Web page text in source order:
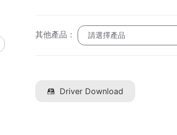
其他產品： 請選擇產品
Driver Download